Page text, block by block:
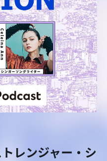
レンジャー・シ